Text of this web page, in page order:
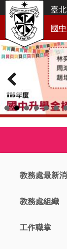
臺
國中
教務處最新
教務處組織
工作職掌